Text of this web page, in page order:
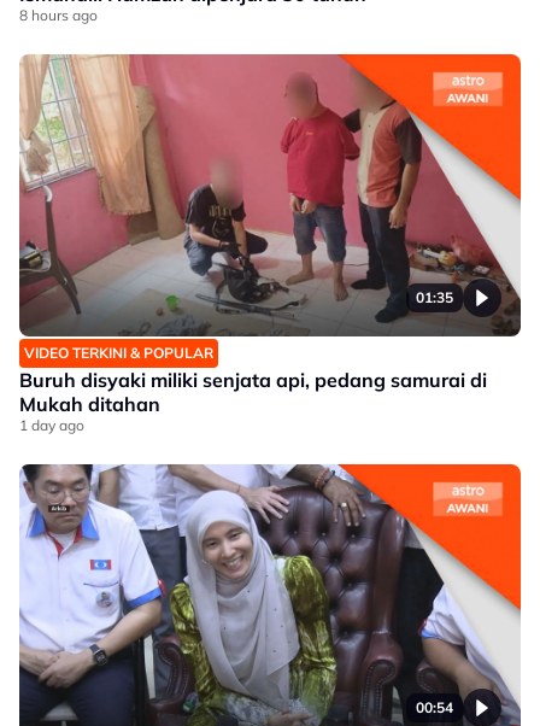
8 hours ago
01:35
VIDEO TERKINI & POPULAR
Buruh disyaki miliki senjata api, pedang samurai di
Mukah ditahan
1 day ago
00:54